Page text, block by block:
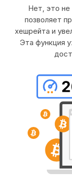
Нет, это не
позволяет
хешрейта и
Эта функция